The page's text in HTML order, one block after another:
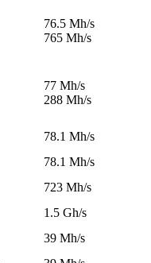
76.5 Mh/s
765 Mh/s
77 Mh/s
288 Mh/s
78.1 Mh/s
78.1 Mh/s
723 Mh/s
1.5 Gh/s
39 Mh/s